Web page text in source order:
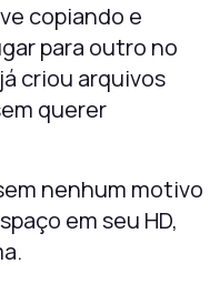
copiando e
para outro no
criou arquivos
querer
nenhum motivo
em seu HD,